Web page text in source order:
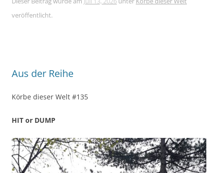
veröffentlicht.
Aus der Reihe
Körbe dieser Welt #135
HIT or DUMP